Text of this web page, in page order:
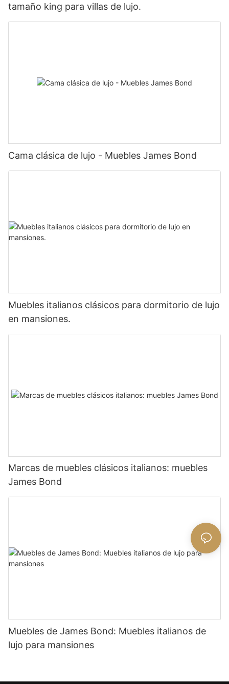
tamaño king para villas de lujo.
Cama clásica de lujo - Muebles James Bond
Muebles italianos clásicos para dormitorio de lujo
en mansiones.
Marcas de muebles clásicos italianos: muebles
James Bond
Muebles de James Bond: Muebles italianos de
lujo para mansiones